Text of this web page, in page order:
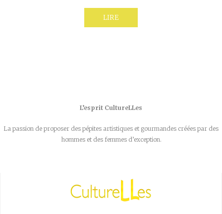
LIRE
L’esprit CultureLLes
La passion de proposer des pépites artistiques et gourmandes créées par des
hommes et des femmes d’exception.